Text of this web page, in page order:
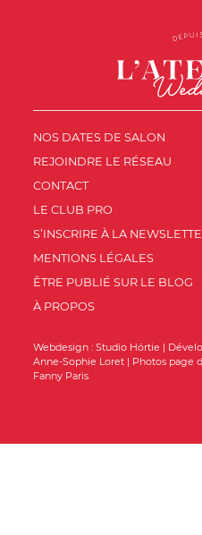
NOS DATES DE SALON
REJOINDRE LE RÉSEAU
CONTACT
LE CLUB PRO
S’INSCRIRE À LA
MENTIONS LÉGALES
ÊTRE PUBLIÉ SUR LE BLOG
À PROPOS
Webdesign :Studio Hörtie |
Anne-Sophie Loret | Photos page
Fanny Paris